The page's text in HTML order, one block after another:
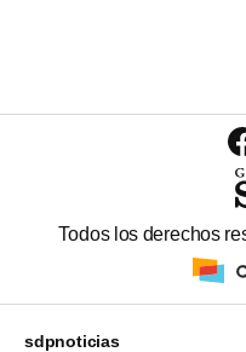
Todos los derechos
sdpnoticias